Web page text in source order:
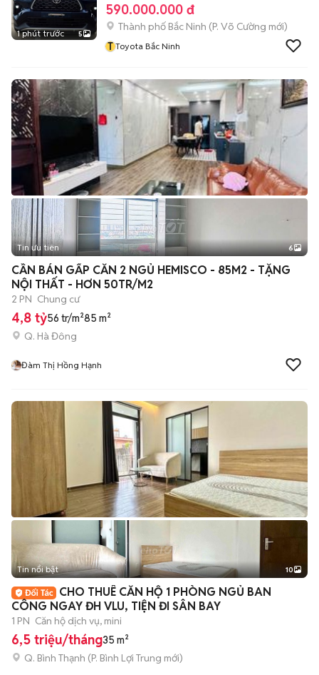
1 phút trước 5
590.000.000 đ
Thành phố Bắc Ninh (P. Võ Cường mới)
T Toyota Bắc Ninh
+2
Tin ưu tiên 6
CẦN BÁN GẤP CĂN 2 NGỦ HEMISCO - 85M2 - TẶNG
NỘI THẤT - HƠN 50TR/M2
2 PN Chung cư
4,8 tỷ56 tr/m²85 m²
Q. Hà Đông
Đàm Thị Hồng Hạnh
+2
Tin nổi bật 10
CHO THUÊ CĂN HỘ 1 PHÒNG NGỦ BAN
CÔNG NGAY ĐH VLU, TIỆN ĐI SÂN BAY
1 PN Căn hộ dịch vụ, mini
6,5 triệu/tháng35 m²
Q. Bình Thạnh (P. Bình Lợi Trung mới)